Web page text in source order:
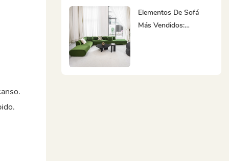
Tiempo Y Esfuerzo.
Elementos De Sofá
Más Vendidos: